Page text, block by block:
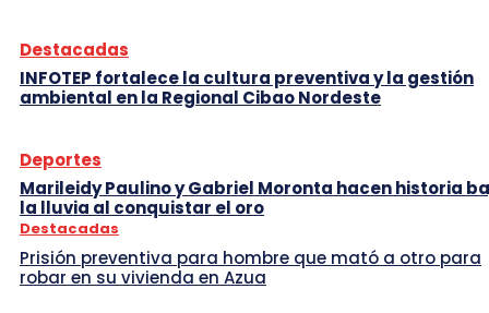
Destacadas
INFOTEP fortalece la cultura preventiva y la gestión
ambiental en la Regional Cibao Nordeste
Deportes
Marileidy Paulino y Gabriel Moronta hacen historia
la lluvia al conquistar el oro
Destacadas
Prisión preventiva para hombre que mató a otro para
robar en su vivienda en Azua